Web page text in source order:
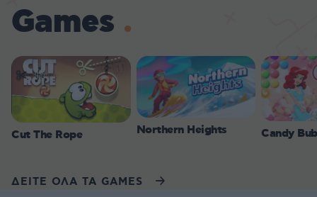
Games
Cut The Rope Northern Heights Candy
ΔΕΙΤΕ ΟΛΑ ΤΑ GAMES